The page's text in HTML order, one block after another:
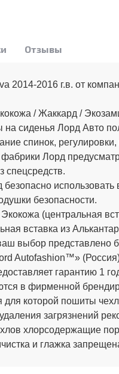
Отзывы
2014-2016 г.в. от
/ Жаккард /
на сиденья Лорд Авто
спинок,
Лорд
спецсредств.
безопасности.
Экокожа (центральная
вставка из
выбор представлено
Autofashion™»
гарантию 1
в фирменной
для которой пошиты
загрязнений
хлорсодержащие
и глажка